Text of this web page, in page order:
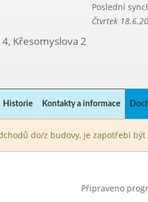
Poslední
Čtvrtek
Křesomyslova 2
Historie Kontakty a informace
do/z budovy, je zapotřebí
Připraveno